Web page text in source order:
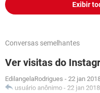
Exibir
Conversas semelhantes
Ver visitas do
EdilangelaRodrigues - 22 jan
usuário anônimo - 22 jan